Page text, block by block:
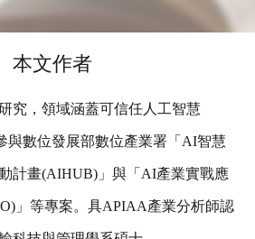
本文作者
究，領域涵蓋可信任人工智慧
與數位發展部數位產業署「AI智慧
計畫(AIHUB)」與「AI產業實戰應
」等專案。具APIAA產業分析師認